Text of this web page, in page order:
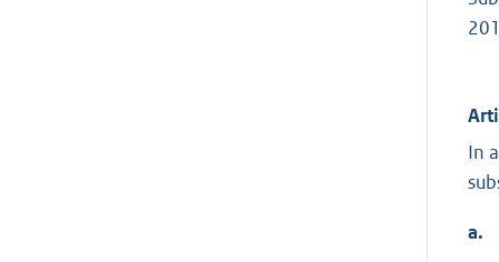
In
a.